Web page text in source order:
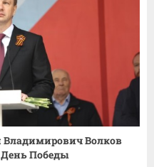
Владимирович Волков
Победы